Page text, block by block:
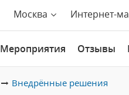
Москва Интернет-
Мероприятия Отзывы
Внедрённые решения